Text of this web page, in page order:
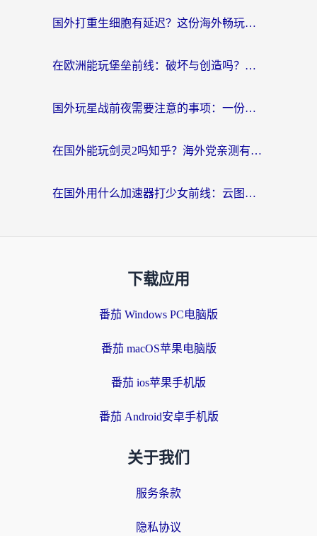
国外打重生细胞有延迟？这份海外畅玩国服游戏加速器终极指南请收好
在欧洲能玩堡垒前线：破坏与创造吗？海外党国服游戏不卡顿的秘密
国外玩星战前夜需要注意的事项：一份来自老玩家的网络生存指南
在国外能玩剑灵2吗知乎？海外党亲测有效的国服游戏加速指南
在国外用什么加速器打少女前线：云图计划不卡？一个老玩家的掏心分享
下载应用
番茄 Windows PC电脑版
番茄 macOS苹果电脑版
番茄 ios苹果手机版
番茄 Android安卓手机版
关于我们
服务条款
隐私协议